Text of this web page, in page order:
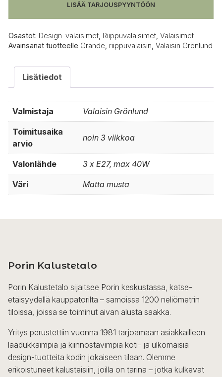
LISÄÄ TARJOUSPYYNTÖÖN
Osastot: Design-valaisimet Riippuvalaisimet Valaisimet
Avainsanat tuotteelle Grande riippuvalaisin Valaisin Grönlund
Lisätiedot
Valmistaja Valaisin Grönlund
Toimitusaika
arvio
noin 3 viikkoa
Valonlähde 3 x E27, max 40W
Väri Matta musta
Porin Kalustetalo
Porin Kalustetalo sijaitsee Porin keskustassa, katse-
etäisyydellä kauppatorilta – samoissa 1200 neliömetrin
tiloissa, joissa se toiminut aivan alusta saakka.
Yritys perustettiin vuonna 1981 tarjoamaan asiakkailleen
laadukkaimpia ja kiinnostavimpia koti- ja ulkomaisia
design-tuotteita kodin jokaiseen tilaan. Olemme
erikoistuneet kalusteisiin, joilla on tarina – jotka kulkevat